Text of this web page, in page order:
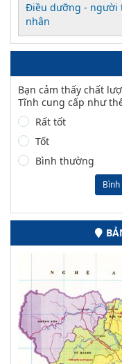
Điều dưỡng - người
nhân
Bạn cảm thấy chất
Tĩnh cung cấp như
Rất tốt
Tốt
Bình thường